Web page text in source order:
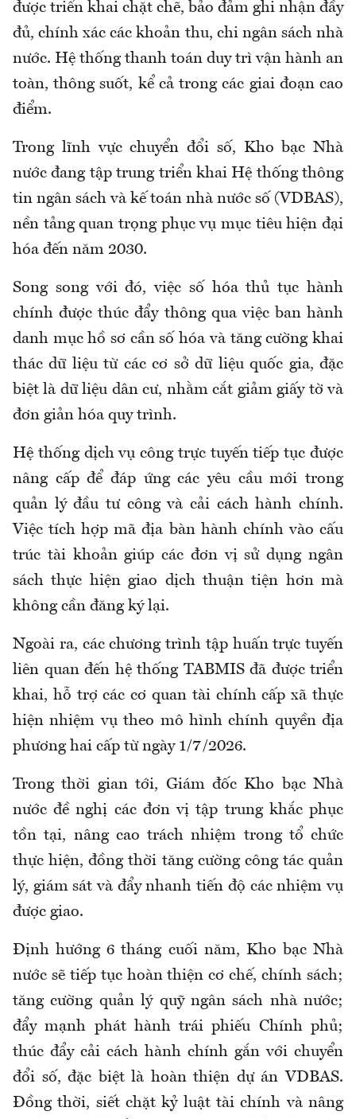
được triển khai chặt chẽ, bảo đảm ghi nhận đầy
đủ, chính xác các khoản thu, chi ngân sách nhà
nước. Hệ thống thanh toán duy trì vận hành an
toàn, thông suốt, kể cả trong các giai đoạn cao
điểm.
Trong lĩnh vực chuyển đổi số, Kho bạc Nhà
nước đang tập trung triển khai Hệ thống thông
tin ngân sách và kế toán nhà nước số (VDBAS),
nền tảng quan trọng phục vụ mục tiêu hiện đại
hóa đến năm 2030.
Song song với đó, việc số hóa thủ tục hành
chính được thúc đẩy thông qua việc ban hành
danh mục hồ sơ cần số hóa và tăng cường khai
thác dữ liệu từ các cơ sở dữ liệu quốc gia, đặc
biệt là dữ liệu dân cư, nhằm cắt giảm giấy tờ và
đơn giản hóa quy trình.
Hệ thống dịch vụ công trực tuyến tiếp tục được
nâng cấp để đáp ứng các yêu cầu mới trong
quản lý đầu tư công và cải cách hành chính.
Việc tích hợp mã địa bàn hành chính vào cấu
trúc tài khoản giúp các đơn vị sử dụng ngân
sách thực hiện giao dịch thuận tiện hơn mà
không cần đăng ký lại.
Ngoài ra, các chương trình tập huấn trực tuyến
liên quan đến hệ thống TABMIS đã được triển
khai, hỗ trợ các cơ quan tài chính cấp xã thực
hiện nhiệm vụ theo mô hình chính quyền địa
phương hai cấp từ ngày 1/7/2026.
Trong thời gian tới, Giám đốc Kho bạc Nhà
nước đề nghị các đơn vị tập trung khắc phục
tồn tại, nâng cao trách nhiệm trong tổ chức
thực hiện, đồng thời tăng cường công tác quản
lý, giám sát và đẩy nhanh tiến độ các nhiệm vụ
được giao.
Định hướng 6 tháng cuối năm, Kho bạc Nhà
nước sẽ tiếp tục hoàn thiện cơ chế, chính sách;
tăng cường quản lý quỹ ngân sách nhà nước;
đẩy mạnh phát hành trái phiếu Chính phủ;
thúc đẩy cải cách hành chính gắn với chuyển
đổi số, đặc biệt là hoàn thiện dự án VDBAS.
Đồng thời, siết chặt kỷ luật tài chính và nâng